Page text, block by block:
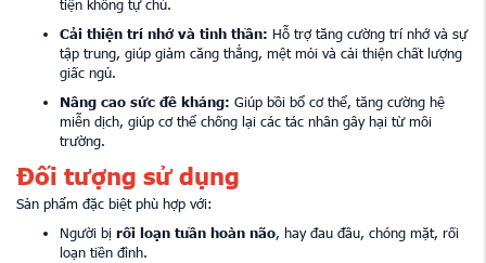
tiện không tự chủ.
Cải thiện trí nhớ và tinh thần: Hỗ trợ tăng cường trí nhớ và sự
tập trung, giúp giảm căng thẳng, mệt mỏi và cải thiện chất lượng
giấc ngủ.
Nâng cao sức đề kháng: Giúp bồi bổ cơ thể, tăng cường hệ
miễn dịch, giúp cơ thể chống lại các tác nhân gây hại từ môi
trường.
Đối tượng sử dụng
Sản phẩm đặc biệt phù hợp với:
Người bị rối loạn tuần hoàn não, hay đau đầu, chóng mặt, rối
loạn tiền đình.